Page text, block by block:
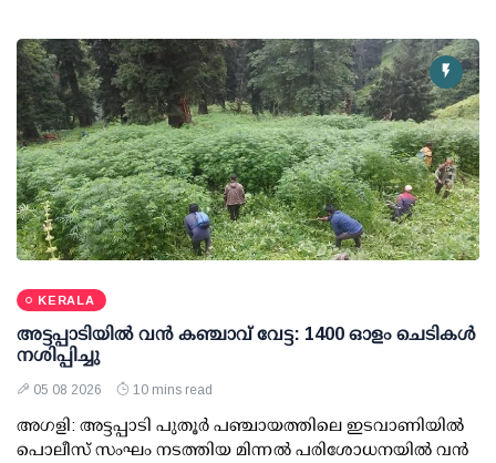
KERALA
അട്ടപ്പാടിയില്‍ വന്‍ കഞ്ചാവ് വേട്ട: 1400 ഓളം ചെടികള്‍
നശിപ്പിച്ചു
05 08 2026 10 mins read
അഗളി: അട്ടപ്പാടി പുതൂര്‍ പഞ്ചായത്തിലെ ഇടവാണിയില്‍
പൊലീസ് സംഘം നടത്തിയ മിന്നല്‍ പരിശോധനയില്‍ വന്‍